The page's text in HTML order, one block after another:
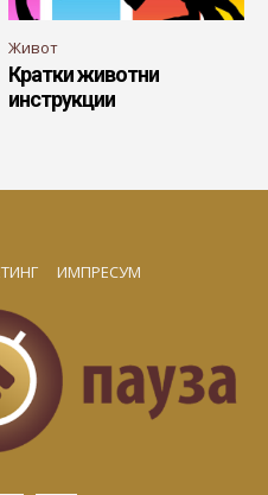
Живот
Кратки животни
инструкции
ИМПРЕСУМ